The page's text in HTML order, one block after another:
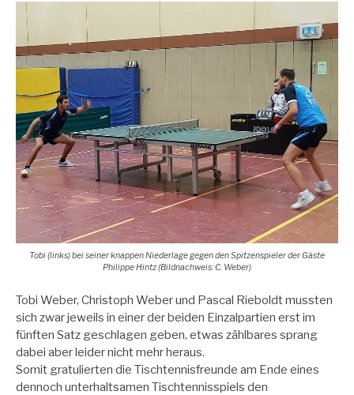
Tobi (links) bei seiner knappen Niederlage gegen den Spitzenspieler der Gäste
Philippe Hintz (Bildnachweis: C. Weber)
Tobi Weber, Christoph Weber und Pascal Rieboldt mussten
sich zwar jeweils in einer der beiden Einzalpartien erst im
fünften Satz geschlagen geben, etwas zählbares sprang
dabei aber leider nicht mehr heraus.
Somit gratulierten die Tischtennisfreunde am Ende eines
dennoch unterhaltsamen Tischtennisspiels den